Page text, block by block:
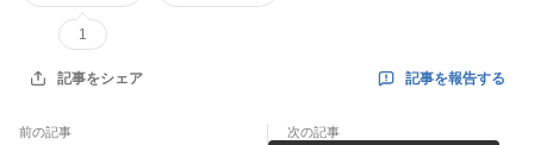
1
記事をシェア 記事を報告する
前の記事 次の記事